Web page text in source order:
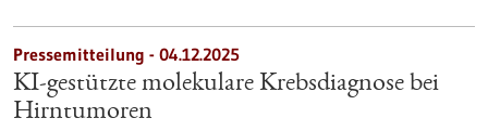
Pressemitteilung - 04.12.2025
KI-gestützte molekulare Krebsdiagnose bei
Hirntumoren